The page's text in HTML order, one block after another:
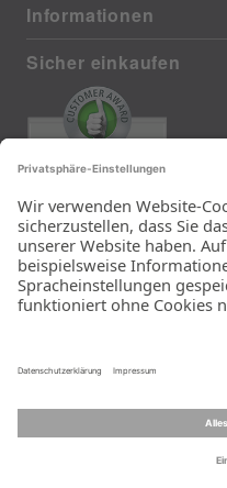
Informationen
Sicher einkaufen
385 reviews from real customers
(last 12 months)
Total: 11283
Die Auswahl und die
Einfachheit der
Bestellung.